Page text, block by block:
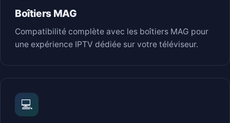
Boîtiers MAG
Compatibilité complète avec les boîtiers MAG pour
une expérience IPTV dédiée sur votre téléviseur.
💻